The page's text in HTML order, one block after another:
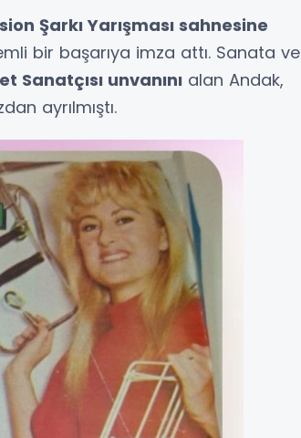
Şarkı Yarışması sahnesine
bir başarıya imza attı. Sanata ve
Sanatçısı unvanını alan Andak,
ayrılmıştı.